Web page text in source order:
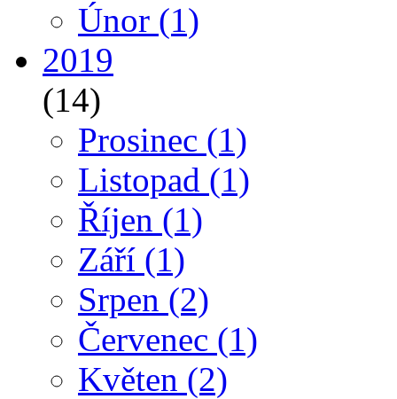
Únor (1)
2019
(14)
Prosinec (1)
Listopad (1)
Říjen (1)
Září (1)
Srpen (2)
Červenec (1)
Květen (2)